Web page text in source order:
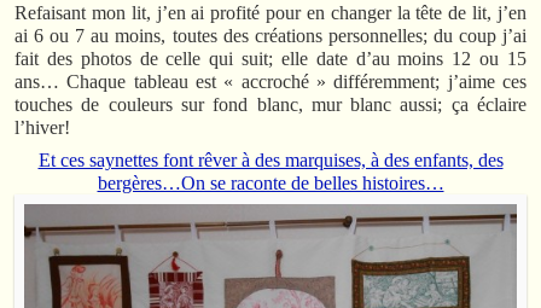
Refaisant mon lit, j’en ai profité pour en changer la tête de lit, j’en
ai 6 ou 7 au moins, toutes des créations personnelles; du coup j’ai
fait des photos de celle qui suit; elle date d’au moins 12 ou 15
ans… Chaque tableau est « accroché » différemment; j’aime ces
touches de couleurs sur fond blanc, mur blanc aussi; ça éclaire
l’hiver!
Et ces saynettes font rêver à des marquises, à des enfants, des
bergères…On se raconte de belles histoires…